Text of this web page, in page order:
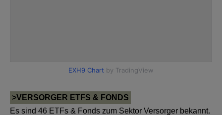
>VERSORGER ETFS & FONDS
Es sind 46 ETFs & Fonds zum Sektor Versorger bekannt.